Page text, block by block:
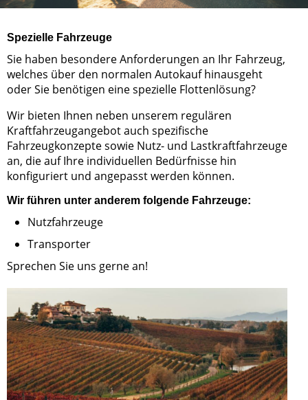
Spezielle Fahrzeuge
Sie haben besondere Anforderungen an Ihr Fahrzeug,
welches über den normalen Autokauf hinausgeht
oder Sie benötigen eine spezielle Flottenlösung?
Wir bieten Ihnen neben unserem regulären
Kraftfahrzeugangebot auch spezifische
Fahrzeugkonzepte sowie Nutz- und Lastkraftfahrzeuge
an, die auf Ihre individuellen Bedürfnisse hin
konfiguriert und angepasst werden können.
Wir führen unter anderem folgende Fahrzeuge:
Nutzfahrzeuge
Transporter
Sprechen Sie uns gerne an!